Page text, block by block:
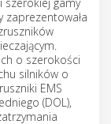
zaprezentowała
o szerokości
silników o
EMS
(DOL),